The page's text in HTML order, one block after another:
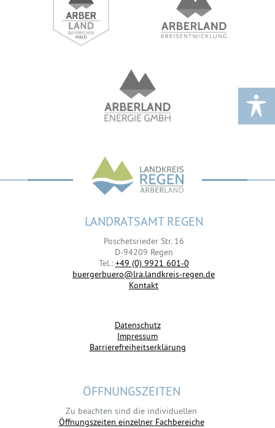
LANDRATSAMT REGEN
Poschetsrieder Str. 16
D-94209 Regen
Tel.: +49 (0) 9921 601-0
buergerbuero@lra.landkreis-regen.de
Kontakt
Datenschutz
Impressum
Barrierefreiheitserklärung
ÖFFNUNGSZEITEN
Zu beachten sind die individuellen
Öffnungszeiten einzelner Fachbereiche